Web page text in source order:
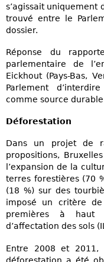
s’agissait uniquement
trouvé entre le
dossier.
Réponse du
parlementaire de
Eickhout (Pays-Bas,
Parlement
comme source
Déforestation
Dans un projet de
propositions,
l’expansion de la
terres forestières (70
(18 %) sur des
imposé un critère
premières à haut
d’affectation des sols
Entre 2008 et 2011,
déforestation a été